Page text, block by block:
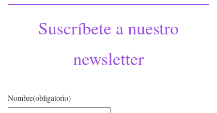
Suscríbete a nuestro
newsletter
Nombre(obligatorio)